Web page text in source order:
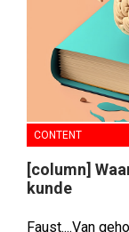
CONTENT
[column]
kunde
Faust....Van